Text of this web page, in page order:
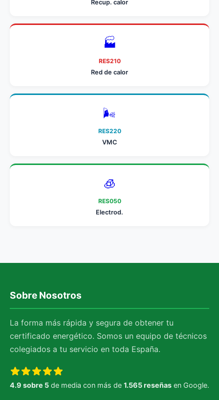
Recup. calor
🏭
RES210
Red de calor
🌬️
RES220
VMC
🧊
RES050
Electrod.
Sobre Nosotros
La forma más rápida y segura de obtener tu
certificado energético. Somos un equipo de técnicos
colegiados a tu servicio en toda España.
4.9 sobre 5 de media con más de 1.565 reseñas en Google.